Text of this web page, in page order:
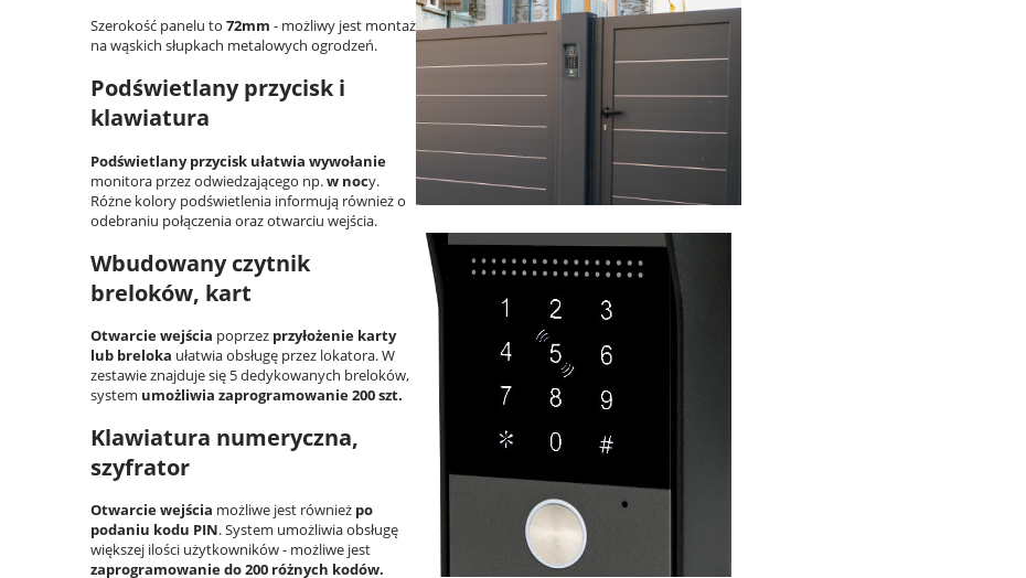
Szerokość panelu to 72mm - możliwy jest montaż
na wąskich słupkach metalowych ogrodzeń.
Podświetlany przycisk i
klawiatura
Podświetlany przycisk ułatwia wywołanie
monitora przez odwiedzającego np.w nocy.
Różne kolory podświetlenia informują również o
odebraniu połączenia oraz otwarciu wejścia.
Wbudowany czytnik
breloków, kart
Otwarcie wejścia poprzez przyłożenie karty
lub breloka ułatwia obsługę przez lokatora. W
zestawie znajduje się 5 dedykowanych breloków,
system umożliwia zaprogramowanie 200 szt.
Klawiatura numeryczna,
szyfrator
Otwarcie wejścia możliwe jest również po
podaniu kodu PIN. System umożliwia obsługę
większej ilości użytkowników - możliwe jest
zaprogramowanie do 200 różnych kodów.